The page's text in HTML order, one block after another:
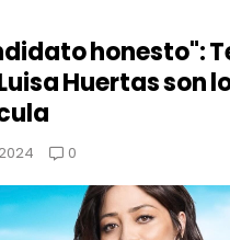
honesto":
Huertas son
0